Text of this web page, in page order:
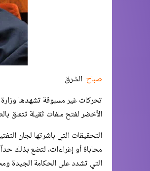
صباح الشرق
تحركات غير مسبوقة تشهدها وزارة
الأخضر لفتح ملفات ثقيلة تتعلق
التحقيقات التي باشرتها لجان
محاباة أو إغراءات، لتضع بذلك
التي تشدد على الحكامة الجيدة